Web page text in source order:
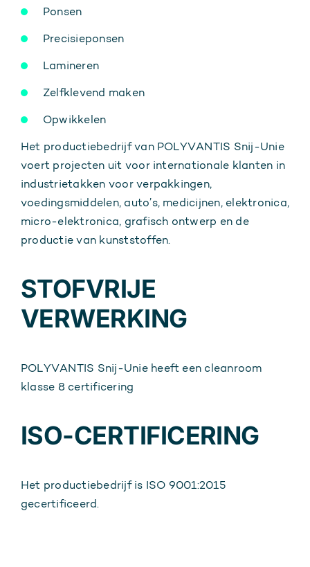
Ponsen
Precisieponsen
Lamineren
Zelfklevend maken
Opwikkelen
Het productiebedrijf van POLYVANTIS Snij-Unie
voert projecten uit voor internationale klanten in
industrietakken voor verpakkingen,
voedingsmiddelen, auto’s, medicijnen, elektronica,
micro-elektronica, grafisch ontwerp en de
productie van kunststoffen.
STOFVRIJE
VERWERKING
POLYVANTIS Snij-Unie heeft een cleanroom
klasse 8 certificering
ISO-CERTIFICERING
Het productiebedrijf is ISO 9001:2015
gecertificeerd.